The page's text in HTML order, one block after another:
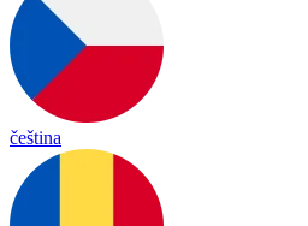
čeština